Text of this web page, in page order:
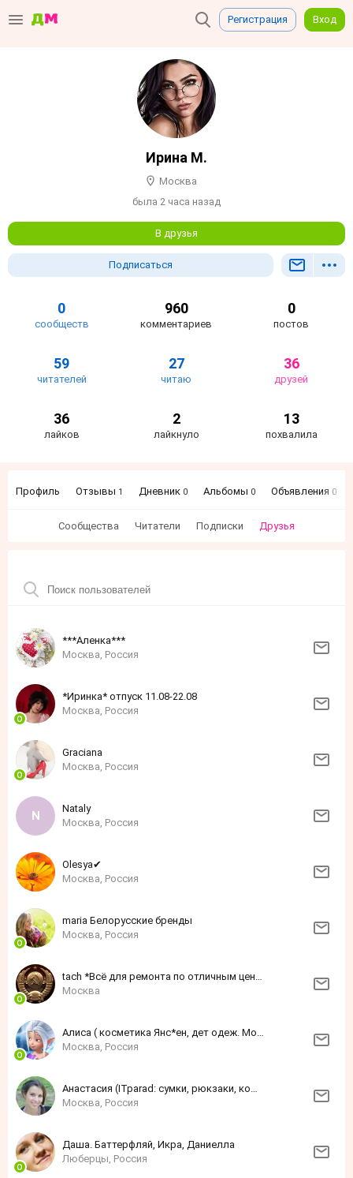
Регистрация Вход
Ирина М.
Москва
была 2 часа назад
В друзья
Подписаться
0
сообществ
960
комментариев
0
постов
59
читателей
27
читаю
36
друзей
36
лайков
2
лайкнуло
13
похвалила
Профиль Отзывы 1 Дневник 0 Альбомы 0 Объявления 0
Сообщества Читатели Подписки Друзья
***Аленка***
Москва, Россия
*Иринка* отпуск 11.08-22.08
Москва, Россия
Grаciаnа
Москва, Россия
Nataly
Москва, Россия
Olеsyа✔
Москва, Россия
maria Белорусские бренды
Москва, Россия
tach *Всё для ремонта по отличным ценам*
Москва
Алиса ( косметика Янс*ен, дет одеж. Моне)
Москва, Россия
Анастасия (ITparad: сумки, рюкзаки, кошельки, зонты)
Москва, Россия
Даша. Баттерфляй, Икра, Даниелла
Люберцы, Россия